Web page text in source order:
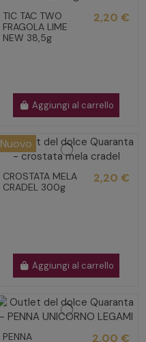
TIC TAC TWO
FRAGOLA LIME
NEW 38,5g
2,20 €
Aggiungi al carrello
Nuovo
CROSTATA MELA
CRADEL 300g
2,20 €
Aggiungi al carrello
PENNA
2,00 €